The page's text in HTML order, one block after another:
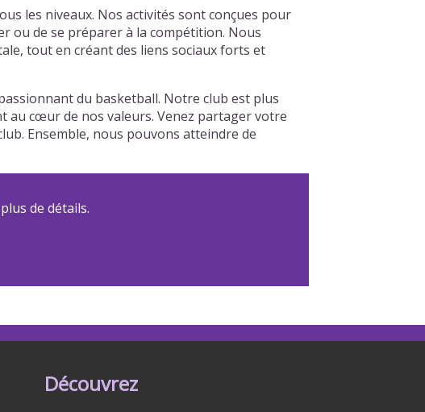
les niveaux. Nos activités sont conçues pour
ou de se préparer à la compétition. Nous
tout en créant des liens sociaux forts et
du basketball. Notre club est plus
au cœur de nos valeurs. Venez partager votre
Ensemble, nous pouvons atteindre de
de détails.
Découvrez